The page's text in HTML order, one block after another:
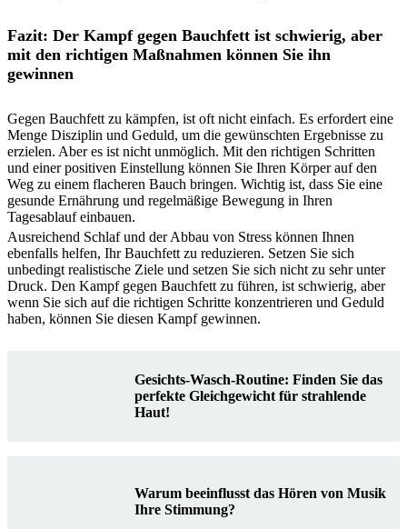
Fazit: Der Kampf gegen Bauchfett ist schwierig, aber
mit den richtigen Maßnahmen können Sie ihn
gewinnen
Gegen Bauchfett zu kämpfen, ist oft nicht einfach. Es erfordert eine
Menge Disziplin und Geduld, um die gewünschten Ergebnisse zu
erzielen. Aber es ist nicht unmöglich. Mit den richtigen Schritten
und einer positiven Einstellung können Sie Ihren Körper auf den
Weg zu einem flacheren Bauch bringen. Wichtig ist, dass Sie eine
gesunde Ernährung und regelmäßige Bewegung in Ihren
Tagesablauf einbauen.
Ausreichend Schlaf und der Abbau von Stress können Ihnen
ebenfalls helfen, Ihr Bauchfett zu reduzieren. Setzen Sie sich
unbedingt realistische Ziele und setzen Sie sich nicht zu sehr unter
Druck. Den Kampf gegen Bauchfett zu führen, ist schwierig, aber
wenn Sie sich auf die richtigen Schritte konzentrieren und Geduld
haben, können Sie diesen Kampf gewinnen.
Gesichts-Wasch-Routine: Finden Sie das
perfekte Gleichgewicht für strahlende
Haut!
Warum beeinflusst das Hören von Musik
Ihre Stimmung?